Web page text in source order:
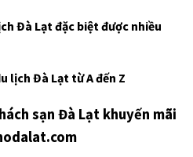
Đà Lạt đặc biệt được nhiều
lịch Đà Lạt từ A đến Z
sạn Đà Lạt khuyến mãi